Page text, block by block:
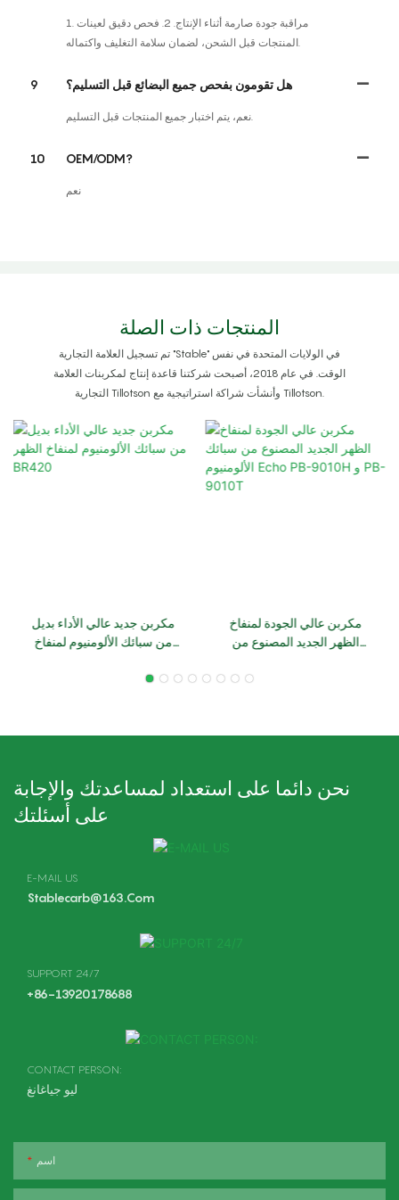
1. مراقبة جودة صارمة أثناء الإنتاج. 2. فحص دقيق لعينات
المنتجات قبل الشحن، لضمان سلامة التغليف واكتماله.
9 هل تقومون بفحص جميع البضائع قبل التسليم؟
نعم، يتم اختبار جميع المنتجات قبل التسليم.
10 OEM/ODM?
نعم
المنتجات ذات الصلة
تم تسجيل العلامة التجارية "Stable" في الولايات المتحدة في نفس
الوقت. في عام 2018، أصبحت شركتنا قاعدة إنتاج لمكربنات العلامة
التجارية Tillotson وأنشأت شراكة استراتيجية مع Tillotson.
مكربن ​​جديد عالي الأداء بديل
من سبائك الألومنيوم لمنفاخ
مكربن ​​عالي الجودة لمنفاخ
الظهر الجديد المصنوع من
نحن دائما على استعداد لمساعدتك والإجابة
على أسئلتك
E-MAIL US
Stablecarb@163.com
SUPPORT 24/7
+86-13920178688
CONTACT PERSON:
ليو جياغانغ
اسم